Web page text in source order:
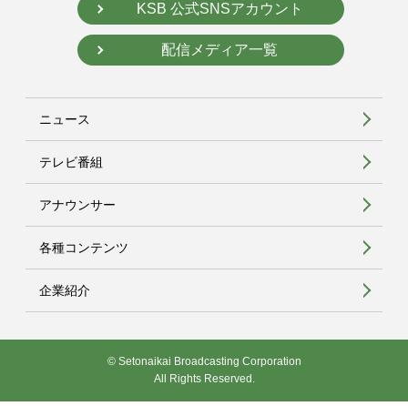
KSB 公式SNSアカウント
配信メディア一覧
ニュース
テレビ番組
アナウンサー
各種コンテンツ
企業紹介
© Setonaikai Broadcasting Corporation
All Rights Reserved.